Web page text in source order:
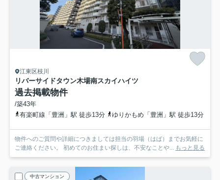
江東区枝川
リバーサイドタウン木場南スカイハイツ
過去掲載物件
/築43年
有楽町線「豊洲」駅 徒歩13分
ゆりかもめ「豊洲」駅 徒歩13分
物件へのご質問や詳細につきましては担当の羽場（はば）までお気軽に
ご連絡ください。 初めてのお住まい探しは、不安なことや... もっと見る
中古マンション